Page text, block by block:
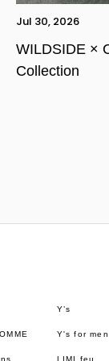
Jul 30, 2026
WILDSIDE ×
Collection
Y’s
Y's for men
LIMI feu